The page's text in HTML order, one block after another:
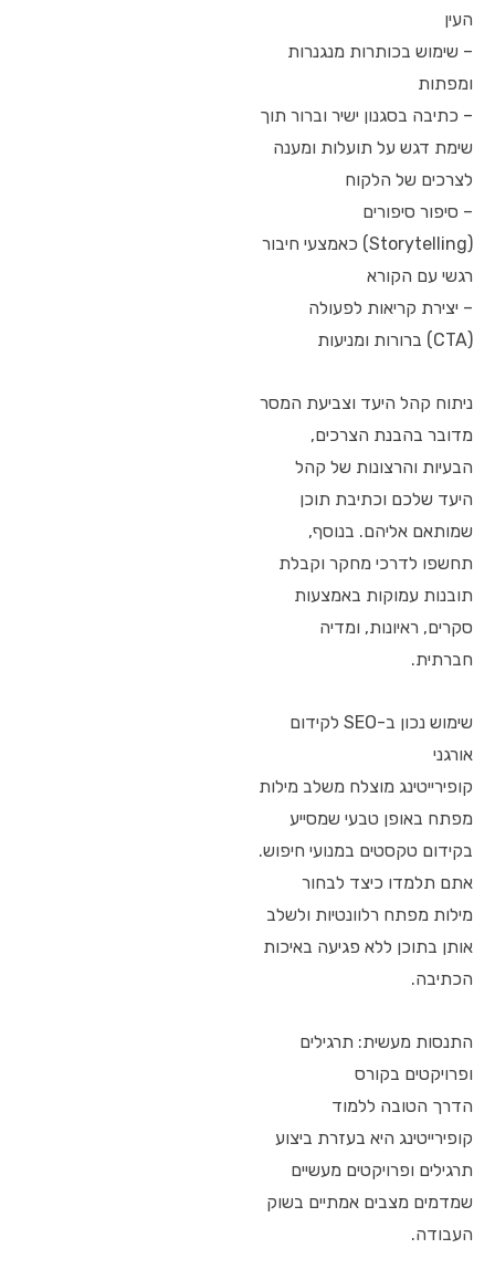
העין
– שימוש בכותרות מנגנרות
ומפתות
– כתיבה בסגנון ישיר וברור תוך
שימת דגש על תועלות ומענה
לצרכים של הלקוח
– סיפור סיפורים
(Storytelling) כאמצעי חיבור
רגשי עם הקורא
– יצירת קריאות לפעולה
(CTA) ברורות ומניעות
ניתוח קהל היעד וצביעת המסר
מדובר בהבנת הצרכים,
הבעיות והרצונות של קהל
היעד שלכם וכתיבת תוכן
שמותאם אליהם. בנוסף,
תחשפו לדרכי מחקר וקבלת
תובנות עמוקות באמצעות
סקרים, ראיונות, ומדיה
חברתית.
שימוש נכון ב-SEO לקידום
אורגני
קופירייטינג מוצלח משלב מילות
מפתח באופן טבעי שמסייע
בקידום טקסטים במנועי חיפוש.
אתם תלמדו כיצד לבחור
מילות מפתח רלוונטיות ולשלב
אותן בתוכן ללא פגיעה באיכות
הכתיבה.
התנסות מעשית: תרגילים
ופרויקטים בקורס
הדרך הטובה ללמוד
קופירייטינג היא בעזרת ביצוע
תרגילים ופרויקטים מעשיים
שמדמים מצבים אמתיים בשוק
העבודה.